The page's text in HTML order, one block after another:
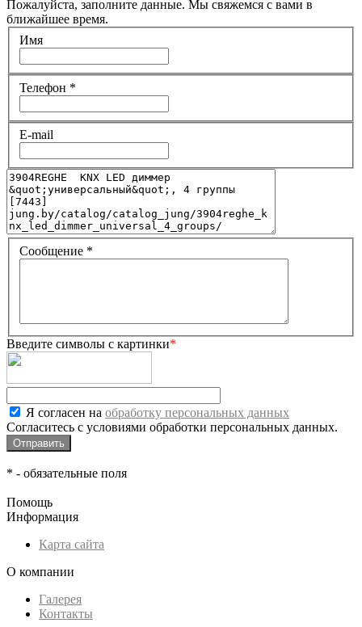
Пожалуйста, заполните данные. Мы свяжемся с вами в
ближайшее время.
Имя
Телефон *
E-mail
Сообщение *
Введите символы с картинки*
Я согласен на обработку персональных данных
Согласитесь с условиями обработки персональных данных.
* - обязательные поля
Помощь
Информация
Карта сайта
О компании
Галерея
Контакты